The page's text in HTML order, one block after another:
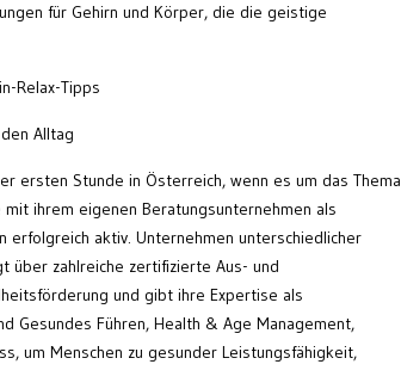
für Gehirn und Körper, die die geistige
Relax-Tipps
Alltag
ersten Stunde in Österreich, wenn es um das Thema
ihrem eigenen Beratungsunternehmen als
erfolgreich aktiv. Unternehmen unterschiedlicher
über zahlreiche zertifizierte Aus- und
und gibt ihre Expertise als
Gesundes Führen, Health & Age Management,
um Menschen zu gesunder Leistungsfähigkeit,